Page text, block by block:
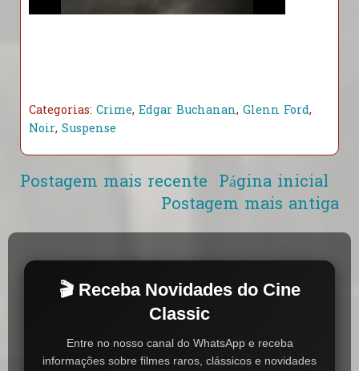
Categorias: Crime, Edgar Buchanan, Glenn Ford,
Noir, Suspense
Postagem mais recente
Postagem mais antiga
Página inicial
🎬 Receba Novidades do Cine
Classic
Entre no nosso canal do WhatsApp e receba
informações sobre filmes raros, clássicos e novidades